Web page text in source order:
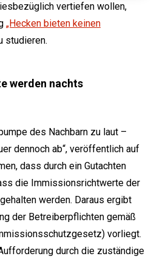
vertiefen wollen,
„Hecken bieten keinen
studieren.
werden nachts
des Nachbarn zu laut –
dennoch ab“, veröffentlich auf
dass durch ein Gutachten
die Immissionsrichtwerte der
werden. Daraus ergibt
der Betreiberpflichten gemäß
vorliegt.
durch die zuständige